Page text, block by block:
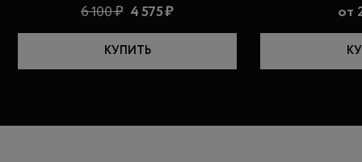
6 100 ₽ 4 575 ₽
КУПИТЬ
от